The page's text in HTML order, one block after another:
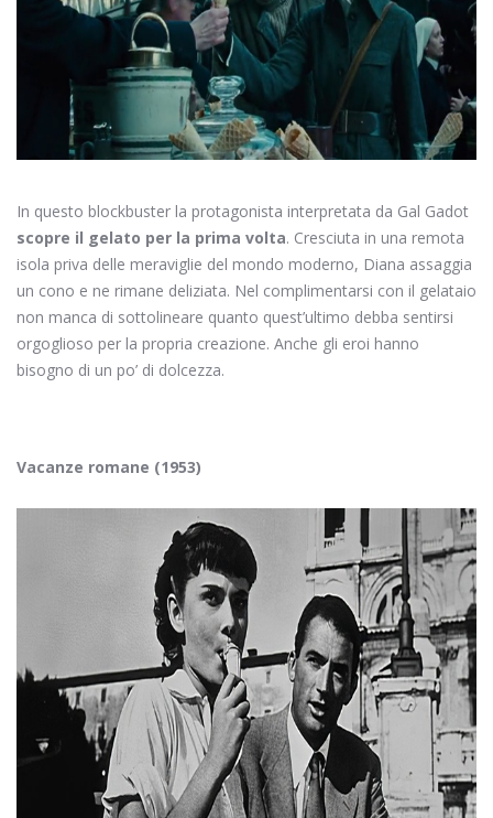
In questo blockbuster la protagonista interpretata da Gal Gadot
scopre il gelato per la prima volta. Cresciuta in una remota
isola priva delle meraviglie del mondo moderno, Diana assaggia
un cono e ne rimane deliziata. Nel complimentarsi con il gelataio
non manca di sottolineare quanto quest’ultimo debba sentirsi
orgoglioso per la propria creazione. Anche gli eroi hanno
bisogno di un po’ di dolcezza.
Vacanze romane (1953)